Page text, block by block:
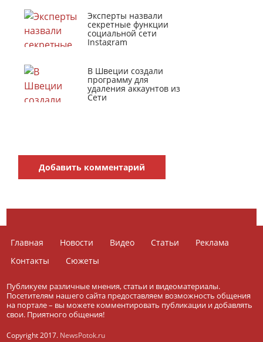
Эксперты назвали
секретные функции
социальной сети
Instagram
В Швеции создали
программу для
удаления аккаунтов из
Сети
Добавить комментарий
Главная Новости Видео Статьи
Реклама
Контакты
Сюжеты
Публикуем различные мнения, статьи и видеоматериалы.
Посетителям нашего сайта предоставляем возможность общения
на портале – вы можете комментировать публикации и добавлять
свои. Приятного общения!
Copyright 2017. NewsPotok.ru